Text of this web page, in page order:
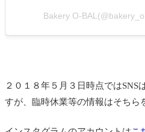
Bakery O-
２０１８年５月３日時点では
すが、臨時休業等の情報はそちら